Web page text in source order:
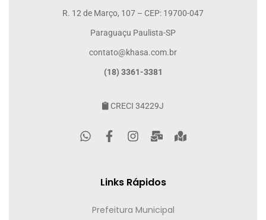
R. 12 de Março, 107 – CEP: 19700-047
Paraguaçu Paulista-SP
contato@khasa.com.br
(18) 3361-3381
CRECI 34229J
Links Rápidos
Prefeitura Municipal